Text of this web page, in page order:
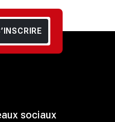
sociaux